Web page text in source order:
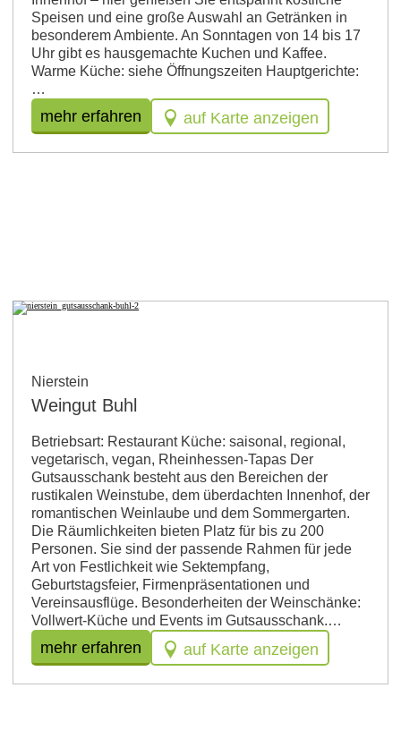
Speisen und eine große Auswahl an Getränken in
besonderem Ambiente. An Sonntagen von 14 bis 17
Uhr gibt es hausgemachte Kuchen und Kaffee.
Warme Küche: siehe Öffnungszeiten Hauptgerichte:
…
mehr erfahren auf Karte anzeigen
Nierstein
Weingut Buhl
Betriebsart: Restaurant Küche: saisonal, regional,
vegetarisch, vegan, Rheinhessen-Tapas Der
Gutsausschank besteht aus den Bereichen der
rustikalen Weinstube, dem überdachten Innenhof, der
romantischen Weinlaube und dem Sommergarten.
Die Räumlichkeiten bieten Platz für bis zu 200
Personen. Sie sind der passende Rahmen für jede
Art von Festlichkeit wie Sektempfang,
Geburtstagsfeier, Firmenpräsentationen und
Vereinsausflüge. Besonderheiten der Weinschänke:
Vollwert-Küche und Events im Gutsausschank.…
mehr erfahren auf Karte anzeigen